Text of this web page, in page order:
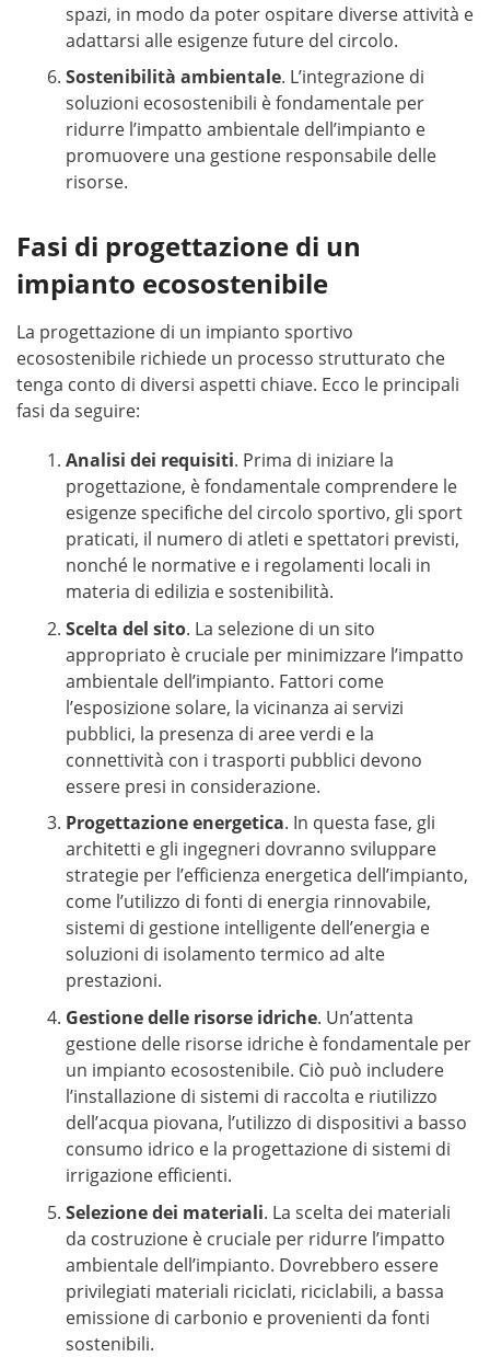
spazi, in modo da poter ospitare diverse attività e
adattarsi alle esigenze future del circolo.
Sostenibilità ambientale. L’integrazione di
soluzioni ecosostenibili è fondamentale per
ridurre l’impatto ambientale dell’impianto e
promuovere una gestione responsabile delle
risorse.
Fasi di progettazione di un
impianto ecosostenibile
La progettazione di un impianto sportivo
ecosostenibile richiede un processo strutturato che
tenga conto di diversi aspetti chiave. Ecco le principali
fasi da seguire:
Analisi dei requisiti. Prima di iniziare la
progettazione, è fondamentale comprendere le
esigenze specifiche del circolo sportivo, gli sport
praticati, il numero di atleti e spettatori previsti,
nonché le normative e i regolamenti locali in
materia di edilizia e sostenibilità.
Scelta del sito. La selezione di un sito
appropriato è cruciale per minimizzare l’impatto
ambientale dell’impianto. Fattori come
l’esposizione solare, la vicinanza ai servizi
pubblici, la presenza di aree verdi e la
connettività con i trasporti pubblici devono
essere presi in considerazione.
Progettazione energetica. In questa fase, gli
architetti e gli ingegneri dovranno sviluppare
strategie per l’efficienza energetica dell’impianto,
come l’utilizzo di fonti di energia rinnovabile,
sistemi di gestione intelligente dell’energia e
soluzioni di isolamento termico ad alte
prestazioni.
Gestione delle risorse idriche. Un’attenta
gestione delle risorse idriche è fondamentale per
un impianto ecosostenibile. Ciò può includere
l’installazione di sistemi di raccolta e riutilizzo
dell’acqua piovana, l’utilizzo di dispositivi a basso
consumo idrico e la progettazione di sistemi di
irrigazione efficienti.
Selezione dei materiali. La scelta dei materiali
da costruzione è cruciale per ridurre l’impatto
ambientale dell’impianto. Dovrebbero essere
privilegiati materiali riciclati, riciclabili, a bassa
emissione di carbonio e provenienti da fonti
sostenibili.